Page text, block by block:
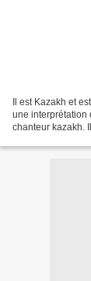
Il est Kazakh et
une interprétation
chanteur kazakh.